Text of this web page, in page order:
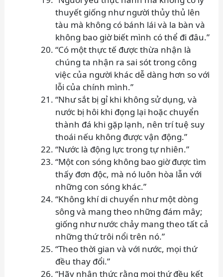
thuyết giống như người thủy thủ lên
tàu mà không có bánh lái và la bàn và
không bao giờ biết mình có thể đi đâu.”
“Có một thực tế được thừa nhận là
chúng ta nhận ra sai sót trong công
việc của người khác dễ dàng hơn so với
lỗi của chính mình.”
“Như sắt bị gỉ khi không sử dụng, và
nước bị hôi khi đọng lại hoặc chuyển
thành đá khi gặp lạnh, nên trí tuệ suy
thoái nếu không được vận động.”
“Nước là động lực trong tự nhiên.”
“Một con sóng không bao giờ được tìm
thấy đơn độc, mà nó luôn hòa lẫn với
những con sóng khác.”
“Không khí di chuyển như một dòng
sông và mang theo những đám mây;
giống như nước chảy mang theo tất cả
những thứ trôi nổi trên nó.”
“Theo thời gian và với nước, mọi thứ
đều thay đổi.”
“Hãy nhận thức rằng mọi thứ đều kết